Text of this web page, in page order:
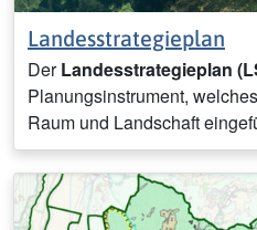
Landesstrategieplan
DerLandesstrategieplan
Planungsinstrument,
Raum und Landschaft